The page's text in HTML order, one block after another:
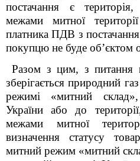
постачання є
межами митної
платника ПДВ з
покупцю не буде об’єктом
Разом з цим, з питання
зберігається природний
режимі «митний
України або до
межами митної
визначення статусу
митний режим «митний